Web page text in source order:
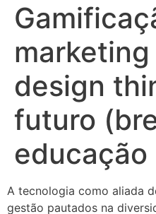
design
futuro
educação
A tecnologia como aliada
gestão pautados na